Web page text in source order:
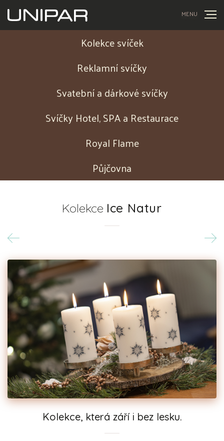
MENU
Kolekce svíček
Reklamní svíčky
Svatební a dárkové svíčky
Svíčky Hotel, SPA a Restaurace
Royal Flame
Půjčovna
Kolekce Ice Natur
Kolekce, která září i bez lesku.